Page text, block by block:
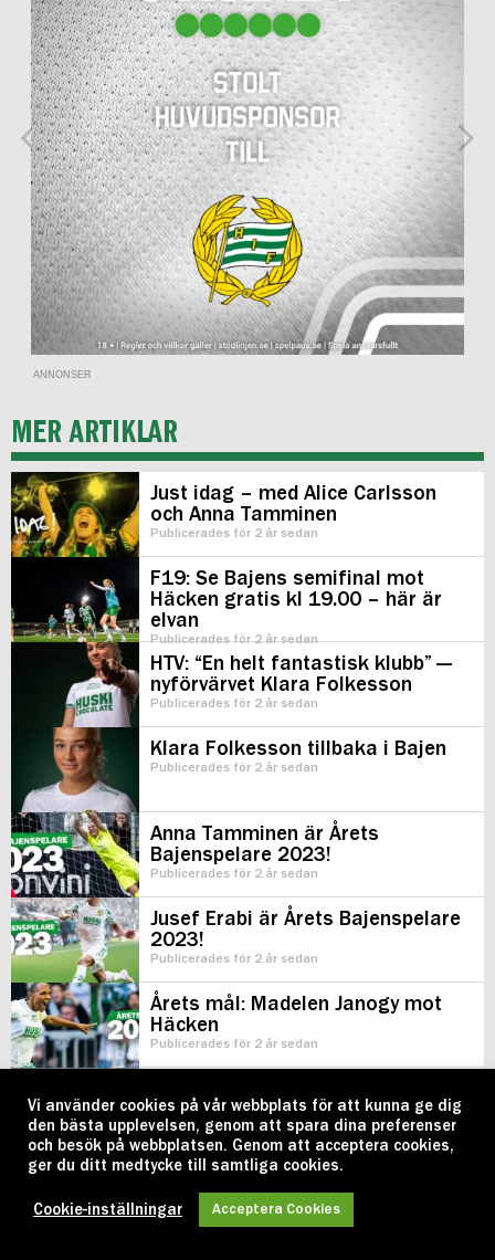
ANNONSER
MER ARTIKLAR
Just idag – med Alice Carlsson
och Anna Tamminen
Publicerades för 2 år sedan
F19: Se Bajens semifinal mot
Häcken gratis kl 19.00 – här är
elvan
Publicerades för 2 år sedan
HTV: “En helt fantastisk klubb” —
nyförvärvet Klara Folkesson
Publicerades för 2 år sedan
Klara Folkesson tillbaka i Bajen
Publicerades för 2 år sedan
Anna Tamminen är Årets
Bajenspelare 2023!
Publicerades för 2 år sedan
Jusef Erabi är Årets Bajenspelare
2023!
Publicerades för 2 år sedan
Årets mål: Madelen Janogy mot
Häcken
Publicerades för 2 år sedan
Publicerades för 2 år sedan
Osynk, inverterad matchutveckling
och guldeufori – så utspelade sig
dramat
Vi använder cookies på vår webbplats för att kunna ge dig
den bästa upplevelsen, genom att spara dina preferenser
och besök på webbplatsen. Genom att acceptera cookies,
ger du ditt medtycke till samtliga cookies.
Cookie-inställningar Acceptera Cookies